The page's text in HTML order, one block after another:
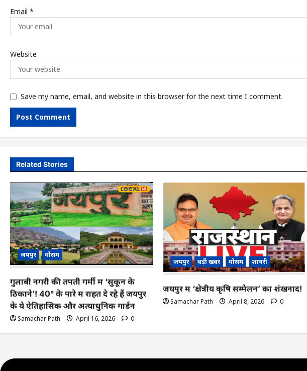
Email *
Website
Save my name, email, and website in this browser for the next time I comment.
Related Stories
जयपुर मोसम
गुलाबी नगरी की तपती गर्मी में ‘सुकून के
ठिकाने’! 40° के पारे में राहत दे रहे हैं जयपुर
के ये ऐतिहासिक और अत्याधुनिक गार्डन
Samachar Path April 16, 2026 0
जयपुर बड़ी खबर मोसम शायरी
जयपुर में ‘क्षेत्रीय कृषि सम्मेलन’ का शंखनाद!
Samachar Path April 8, 2026 0